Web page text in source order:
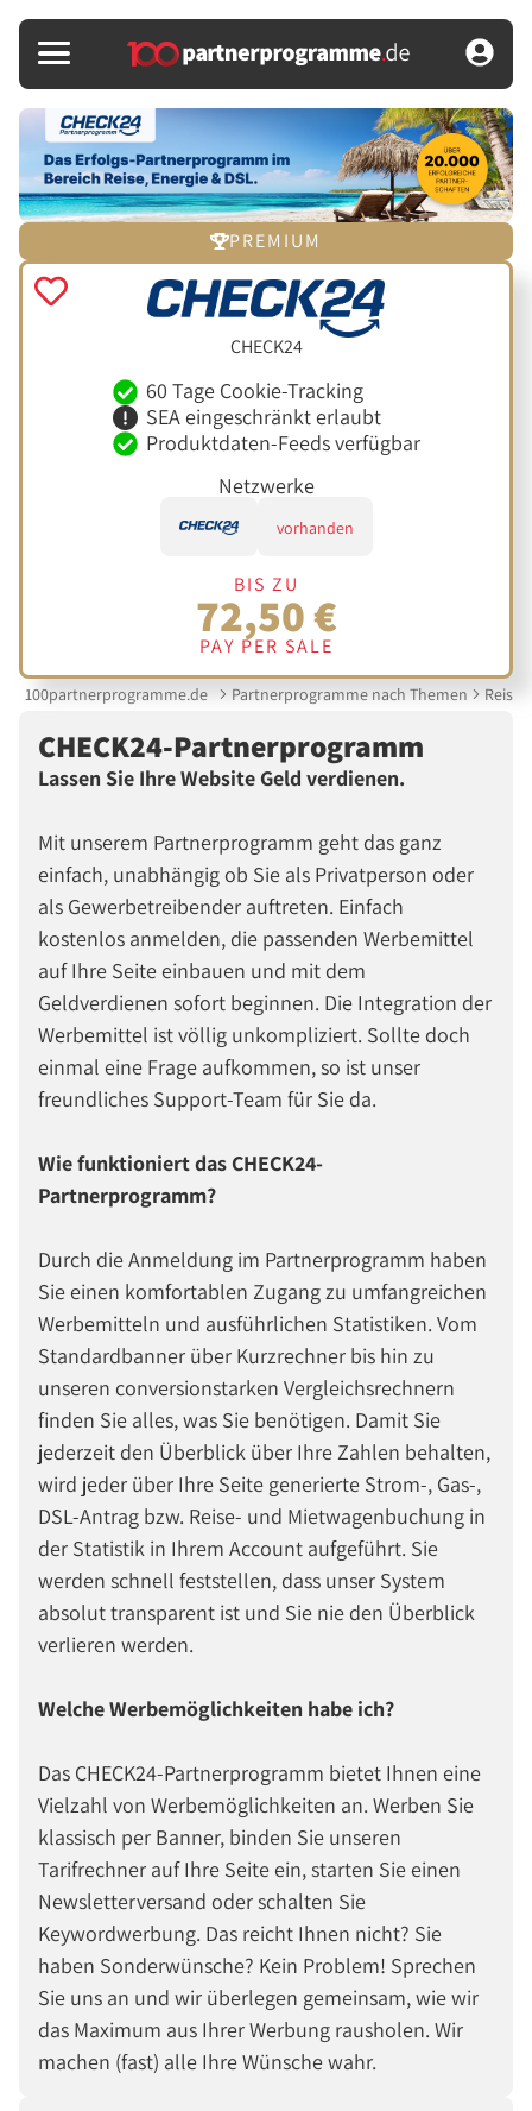
PREMIUM
CHECK24
60 Tage Cookie-Tracking
SEA eingeschränkt erlaubt
Produktdaten-Feeds verfügbar
Netzwerke
vorhanden
BIS ZU
72,50 €
PAY PER SALE
100partnerprogramme.de Partnerprogramme nach Themen Reise
CHECK24-Partnerprogramm
Lassen Sie Ihre Website Geld verdienen.
Mit unserem Partnerprogramm geht das ganz
einfach, unabhängig ob Sie als Privatperson oder
als Gewerbetreibender auftreten. Einfach
kostenlos anmelden, die passenden Werbemittel
auf Ihre Seite einbauen und mit dem
Geldverdienen sofort beginnen. Die Integration der
Werbemittel ist völlig unkompliziert. Sollte doch
einmal eine Frage aufkommen, so ist unser
freundliches Support-Team für Sie da.
Wie funktioniert das CHECK24-
Partnerprogramm?
Durch die Anmeldung im Partnerprogramm haben
Sie einen komfortablen Zugang zu umfangreichen
Werbemitteln und ausführlichen Statistiken. Vom
Standardbanner über Kurzrechner bis hin zu
unseren conversionstarken Vergleichsrechnern
finden Sie alles, was Sie benötigen. Damit Sie
jederzeit den Überblick über Ihre Zahlen behalten,
wird jeder über Ihre Seite generierte Strom-, Gas-,
DSL-Antrag bzw. Reise- und Mietwagenbuchung in
der Statistik in Ihrem Account aufgeführt. Sie
werden schnell feststellen, dass unser System
absolut transparent ist und Sie nie den Überblick
verlieren werden.
Welche Werbemöglichkeiten habe ich?
Das CHECK24-Partnerprogramm bietet Ihnen eine
Vielzahl von Werbemöglichkeiten an. Werben Sie
klassisch per Banner, binden Sie unseren
Tarifrechner auf Ihre Seite ein, starten Sie einen
Newsletterversand oder schalten Sie
Keywordwerbung. Das reicht Ihnen nicht? Sie
haben Sonderwünsche? Kein Problem! Sprechen
Sie uns an und wir überlegen gemeinsam, wie wir
das Maximum aus Ihrer Werbung rausholen. Wir
machen (fast) alle Ihre Wünsche wahr.